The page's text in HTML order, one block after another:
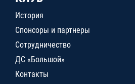
История
Спонсоры и партнеры
Сотрудничество
ДС «Большой»
Контакты